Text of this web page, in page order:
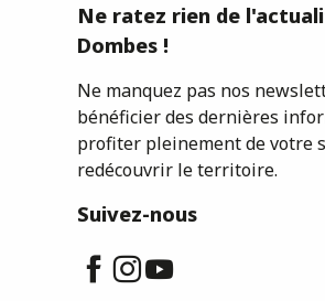
Ne ratez rien de
Dombes !
Ne manquez pas nos
bénéficier des dernières
profiter pleinement de votre
redécouvrir le territoire.
Suivez-nous